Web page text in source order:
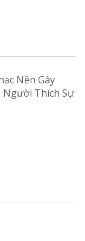
Nền Gây
Người Thích Sự